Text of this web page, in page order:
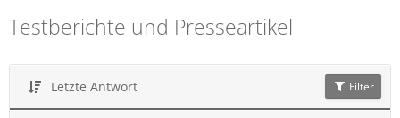
Testberichte und Presseartikel
Letzte Antwort Filter